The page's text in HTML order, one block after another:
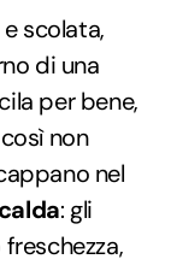
scolata,
di una
per bene,
non
nel
: gli